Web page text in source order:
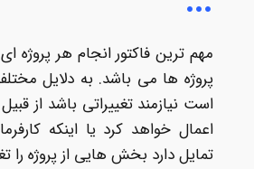
مهم ترین فاکتور انجام هر پروژه
پروژه ها می باشد. به دلایل
است نیازمند تغییراتی باشد از
اعمال خواهد کرد یا اینکه
تمایل دارد بخش هایی از پروژه را